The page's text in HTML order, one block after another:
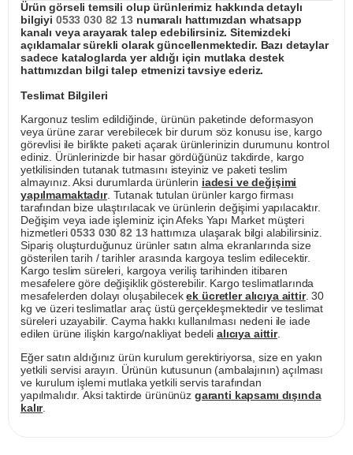
Ürün görseli temsili olup ürünlerimiz hakkında detaylı
bilgiyi 0533 030 82 13numaralı hattımızdan whatsapp
kanalı veya arayarak talep edebilirsiniz. Sitemizdeki
açıklamalar sürekli olarak güncellenmektedir. Bazı detaylar
sadece kataloglarda yer aldığı için mutlaka destek
hattımızdan bilgi talep etmenizi tavsiye ederiz.
Teslimat Bilgileri
Kargonuz teslim edildiğinde, ürünün paketinde deformasyon
veya ürüne zarar verebilecek bir durum söz konusu ise, kargo
görevlisi ile birlikte paketi açarak ürünlerinizin durumunu kontrol
ediniz. Ürünlerinizde bir hasar gördüğünüz takdirde, kargo
yetkilisinden tutanak tutmasını isteyiniz ve paketi teslim
almayınız. Aksi durumlarda ürünlerin iadesi ve değişimi
yapılmamaktadır. Tutanak tutulan ürünler kargo firması
tarafından bize ulaştırılacak ve ürünlerin değişimi yapılacaktır.
Değişim veya iade işleminiz için Afeks Yapı Market müşteri
hizmetleri0533 030 82 13hattımıza ulaşarak bilgi alabilirsiniz.
Sipariş oluşturduğunuz ürünler satın alma ekranlarında size
gösterilen tarih / tarihler arasında kargoya teslim edilecektir.
Kargo teslim süreleri, kargoya veriliş tarihinden itibaren
mesafelere göre değişiklik gösterebilir. Kargo teslimatlarında
mesafelerden dolayı oluşabilecekek ücretler alıcıya aittir. 30
kg ve üzeri teslimatlar araç üstü gerçekleşmektedir ve teslimat
süreleri uzayabilir. Cayma hakkı kullanılması nedeni ile iade
edilen ürüne ilişkin kargo/nakliyat bedeli alıcıya aittir.
Eğer satın aldığınız ürün kurulum gerektiriyorsa, size en yakın
yetkili servisi arayın. Ürünün kutusunun (ambalajının) açılması
ve kurulum işlemi mutlaka yetkili servis tarafından
yapılmalıdır. Aksi taktirde ürününüz garanti kapsamı dışında
kalır.